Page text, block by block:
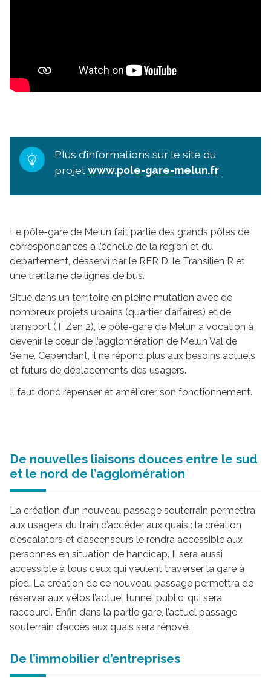
Plus d’informations sur le site du
projetwww.pole-gare-melun.fr
Le pôle-gare de Melun fait partie des grands pôles de
correspondances à l’échelle de la région et du
département, desservi par le RER D, le Transilien R et
une trentaine de lignes de bus.
Situé dans un territoire en pleine mutation avec de
nombreux projets urbains (quartier d’affaires) et de
transport (T Zen 2), le pôle-gare de Melun a vocation à
devenir le cœur de l’agglomération de Melun Val de
Seine. Cependant, il ne répond plus aux besoins actuels
et futurs de déplacements des usagers.
Il faut donc repenser et améliorer son fonctionnement.
De nouvelles liaisons douces entre le sud
et le nord de l’agglomération
La création d’un nouveau passage souterrain permettra
aux usagers du train d’accéder aux quais : la création
d’escalators et d’ascenseurs le rendra accessible aux
personnes en situation de handicap. Il sera aussi
accessible à tous ceux qui veulent traverser la gare à
pied. La création de ce nouveau passage permettra de
réserver aux vélos l’actuel tunnel public, qui sera
raccourci. Enfin dans la partie gare, l’actuel passage
souterrain d’accès aux quais sera rénové.
De l’immobilier d’entreprises